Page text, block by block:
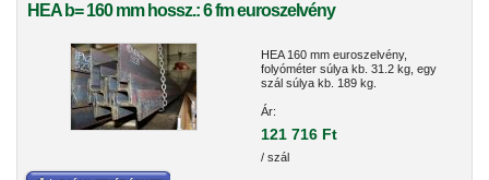
HEA b= 160 mm hossz.: 6 fm euroszelvény
HEA 160 mm euroszelvény,
folyóméter súlya kb. 31.2 kg, egy
szál súlya kb. 189 kg.
Ár:
121 716 Ft
/ szál